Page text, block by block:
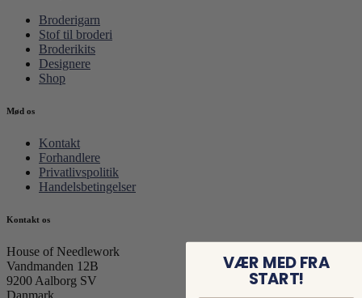
Broderigarn
Stof til broderi
Broderikits
Designere
Shop
Mød os
Kontakt
Forhandlere
Privatlivspolitik
Handelsbetingelser
Kontakt os
House of Needlework
Vandmanden 12B
9200 Aalborg SV
Danmark
VÆR MED FRA
START!